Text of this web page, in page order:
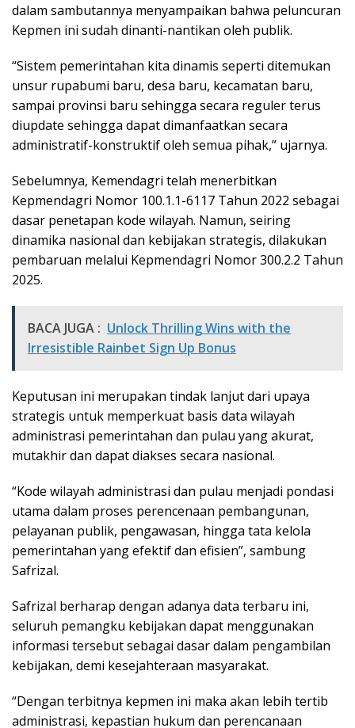
dalam sambutannya menyampaikan bahwa peluncuran
Kepmen ini sudah dinanti-nantikan oleh publik.
“Sistem pemerintahan kita dinamis seperti ditemukan
unsur rupabumi baru, desa baru, kecamatan baru,
sampai provinsi baru sehingga secara reguler terus
diupdate sehingga dapat dimanfaatkan secara
administratif-konstruktif oleh semua pihak,” ujarnya.
Sebelumnya, Kemendagri telah menerbitkan
Kepmendagri Nomor 100.1.1-6117 Tahun 2022 sebagai
dasar penetapan kode wilayah. Namun, seiring
dinamika nasional dan kebijakan strategis, dilakukan
pembaruan melalui Kepmendagri Nomor 300.2.2 Tahun
2025.
BACA JUGA : Unlock Thrilling Wins with the
Irresistible Rainbet Sign Up Bonus
Keputusan ini merupakan tindak lanjut dari upaya
strategis untuk memperkuat basis data wilayah
administrasi pemerintahan dan pulau yang akurat,
mutakhir dan dapat diakses secara nasional.
“Kode wilayah administrasi dan pulau menjadi pondasi
utama dalam proses perencenaan pembangunan,
pelayanan publik, pengawasan, hingga tata kelola
pemerintahan yang efektif dan efisien”, sambung
Safrizal.
Safrizal berharap dengan adanya data terbaru ini,
seluruh pemangku kebijakan dapat menggunakan
informasi tersebut sebagai dasar dalam pengambilan
kebijakan, demi kesejahteraan masyarakat.
“Dengan terbitnya kepmen ini maka akan lebih tertib
administrasi, kepastian hukum dan perencanaan